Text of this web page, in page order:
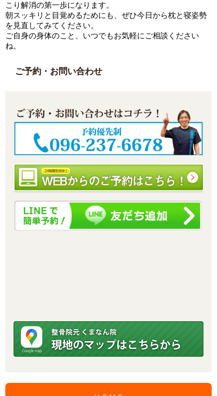
こり解消の第一歩になります。
朝スッキリと目覚めるためにも、ぜひ今日から枕と寝姿勢
を見直してみてください。
ご自身の身体のこと、いつでもお気軽にご相談ください
ね。
ご予約・お問い合わせ